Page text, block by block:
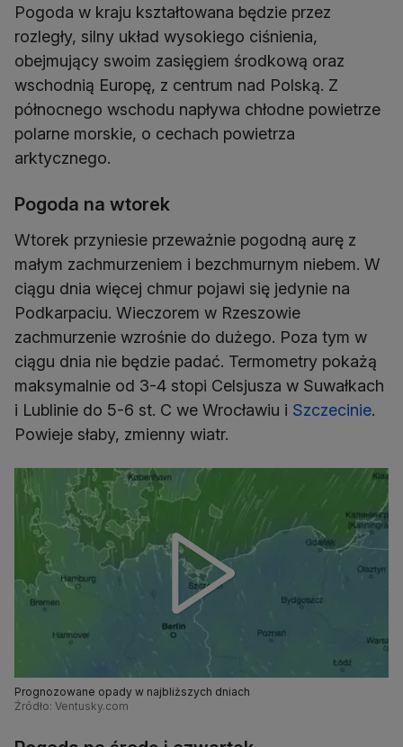
Pogoda w kraju kształtowana będzie przez
rozległy, silny układ wysokiego ciśnienia,
obejmujący swoim zasięgiem środkową oraz
wschodnią Europę, z centrum nad Polską. Z
północnego wschodu napływa chłodne powietrze
polarne morskie, o cechach powietrza
arktycznego.
Pogoda na wtorek
Wtorek przyniesie przeważnie pogodną aurę z
małym zachmurzeniem i bezchmurnym niebem. W
ciągu dnia więcej chmur pojawi się jedynie na
Podkarpaciu. Wieczorem w Rzeszowie
zachmurzenie wzrośnie do dużego. Poza tym w
ciągu dnia nie będzie padać. Termometry pokażą
maksymalnie od 3-4 stopi Celsjusza w Suwałkach
i Lublinie do 5-6 st. C we Wrocławiu i Szczecinie.
Powieje słaby, zmienny wiatr.
Prognozowane opady w najbliższych dniach
Źródło: Ventusky.com